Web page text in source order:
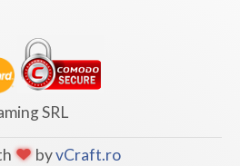
SRL
byvCraft.ro